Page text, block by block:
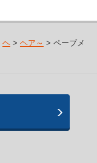
ヘ> ヘア～ > ペーブメ